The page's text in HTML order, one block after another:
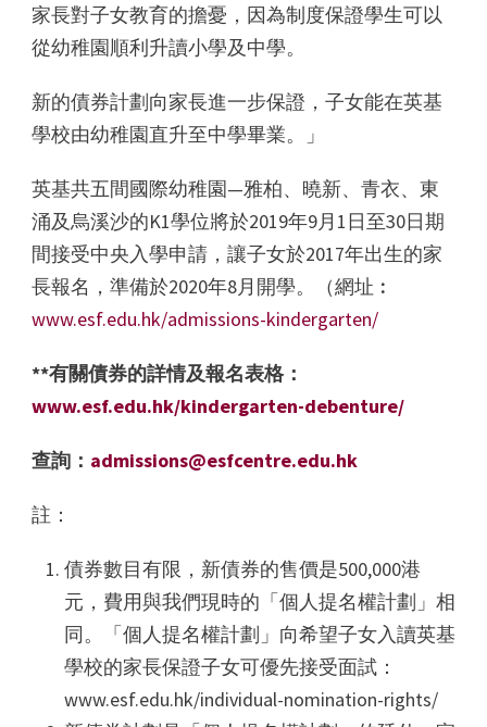
家長對子女教育的擔憂，因為制度保證學生可以
從幼稚園順利升讀小學及中學。
新的債券計劃向家長進一步保證，子女能在英基
學校由幼稚園直升至中學畢業。」
英基共五間國際幼稚園—雅柏、曉新、青衣、東
涌及烏溪沙的K1學位將於2019年9月1日至30日期
間接受中央入學申請，讓子女於2017年出生的家
長報名，準備於2020年8月開學。（網址︰
www.esf.edu.hk/admissions-kindergarten/
**有關債券的詳情及報名表格：
www.esf.edu.hk/kindergarten-debenture/
查詢： admissions@esfcentre.edu.hk
註：
債券數目有限，新債券的售價是500,000港
元，費用與我們現時的「個人提名權計劃」相
同。「個人提名權計劃」向希望子女入讀英基
學校的家長保證子女可優先接受面試：
www.esf.edu.hk/individual-nomination-rights/